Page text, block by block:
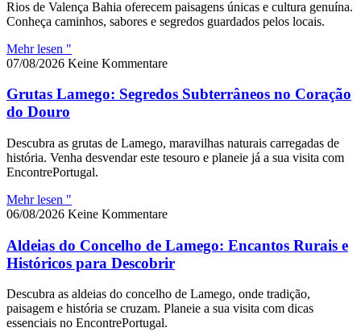
Rios de Valença Bahia oferecem paisagens únicas e cultura genuína.
Conheça caminhos, sabores e segredos guardados pelos locais.
Mehr lesen "
07/08/2026 Keine Kommentare
Grutas Lamego: Segredos Subterrâneos no Coração
do Douro
Descubra as grutas de Lamego, maravilhas naturais carregadas de
história. Venha desvendar este tesouro e planeie já a sua visita com
EncontrePortugal.
Mehr lesen "
06/08/2026 Keine Kommentare
Aldeias do Concelho de Lamego: Encantos Rurais e
Históricos para Descobrir
Descubra as aldeias do concelho de Lamego, onde tradição,
paisagem e história se cruzam. Planeie a sua visita com dicas
essenciais no EncontrePortugal.